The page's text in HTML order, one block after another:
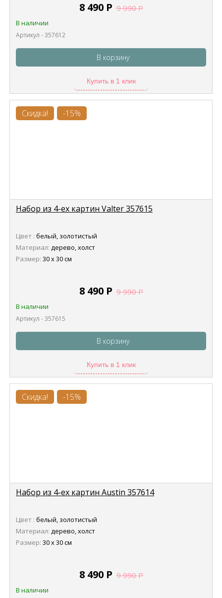
8 490 Р 9 990Р
В наличии
Артикул - 357612
В корзину
Купить в 1 клик
Скидка! -15%
Набор из 4-ех картин Valter 357615
Цвет : белый, золотистый
Материал: дерево, холст
Размер: 30 х 30 см
8 490 Р 9 990Р
В наличии
Артикул - 357615
В корзину
Купить в 1 клик
Скидка! -15%
Набор из 4-ех картин Austin 357614
Цвет : белый, золотистый
Материал: дерево, холст
Размер: 30 х 30 см
8 490 Р 9 990Р
В наличии